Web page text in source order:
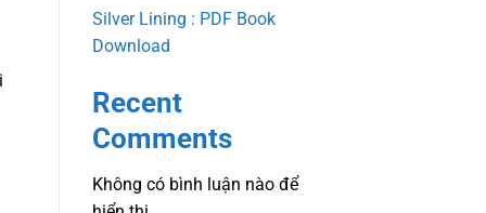
Silver Lining : PDF Book
Download
Recent
Comments
Không có bình luận nào để